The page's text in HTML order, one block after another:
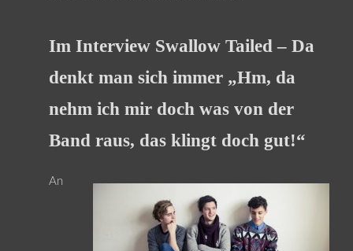
Im Interview Swallow Tailed – Da
denkt man sich immer „Hm, da
nehm ich mir doch was von der
Band raus, das klingt doch gut!“
An